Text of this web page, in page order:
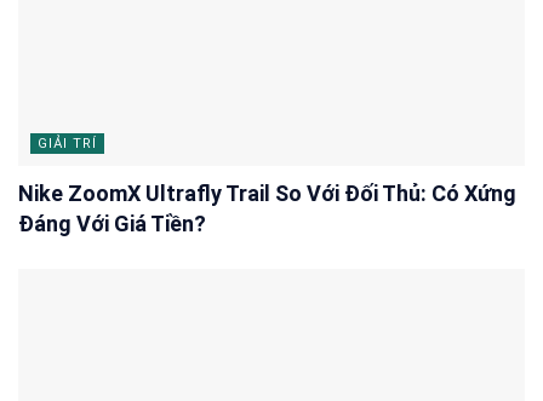
GIẢI TRÍ
Nike ZoomX Ultrafly Trail So Với Đối Thủ: Có Xứng
Đáng Với Giá Tiền?